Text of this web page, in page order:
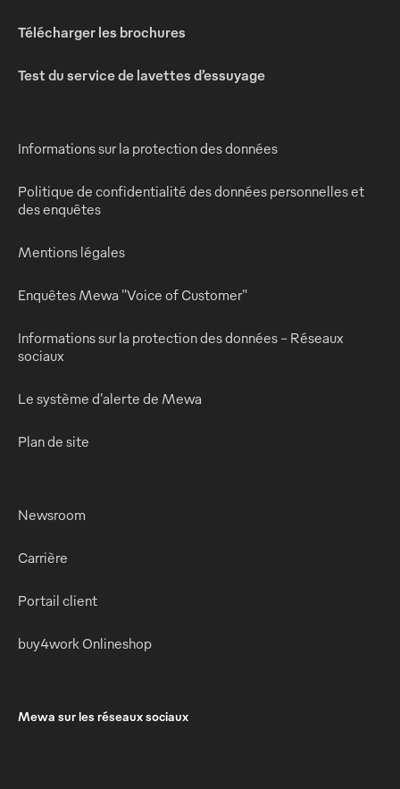
Télécharger les brochures
Test du service de lavettes d’essuyage
Informations sur la protection des données
Politique de confidentialité des données personnelles et
des enquêtes
Mentions légales
Enquêtes Mewa "Voice of Customer"
Informations sur la protection des données - Réseaux
sociaux
Le système d'alerte de Mewa
Plan de site
Newsroom
Carrière
Portail client
buy4work Onlineshop
Mewa sur les réseaux sociaux